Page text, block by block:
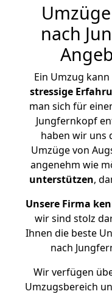
nach
Ein Umzug
stressige
man sich für
Jungfernkopf
haben wir uns
Umzüge von
angenehm wie
unterstützen,
Unsere Firma
wir sind stolz
Ihnen die beste
nach
Wir verfügen
Umzugsbereich